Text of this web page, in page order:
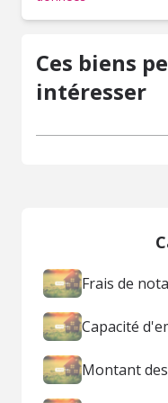
Ces biens
intéresser
Frais de
Capacité
Montant